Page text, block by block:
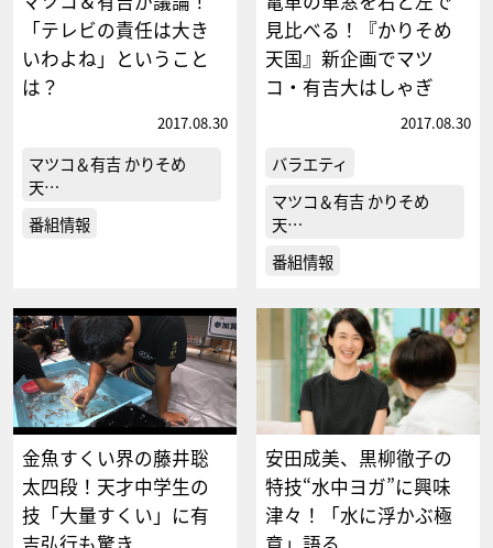
「テレビの責任は大き
いわよね」ということ
は？
2017.08.30
マツコ＆有吉 かりそめ
天…
番組情報
見比べる！『かりそめ
天国』新企画でマツ
コ・有吉大はしゃぎ
2017.08.30
バラエティ
マツコ＆有吉 かりそめ
天…
番組情報
金魚すくい界の藤井聡
太四段！天才中学生の
技「大量すくい」に有
安田成美、黒柳徹子の
特技“水中ヨガ”に興味
津々！「水に浮かぶ極